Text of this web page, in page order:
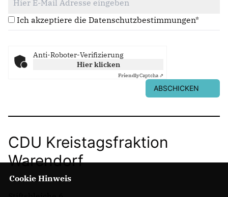
Ich akzeptiere die Datenschutzbestimmungen*
Anti-Roboter-Verifizierung
Hier klicken
FriendlyCaptcha ⇗
ABSCHICKEN
CDU Kreistagsfraktion
Warendorf
Cookie Hinweis